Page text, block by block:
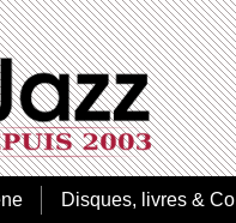
Disques, livres & Co